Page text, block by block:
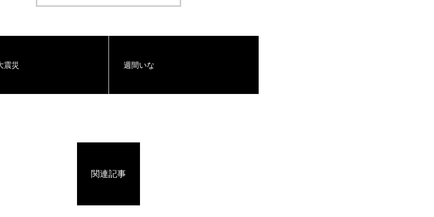
震災 週間いな
関連記事